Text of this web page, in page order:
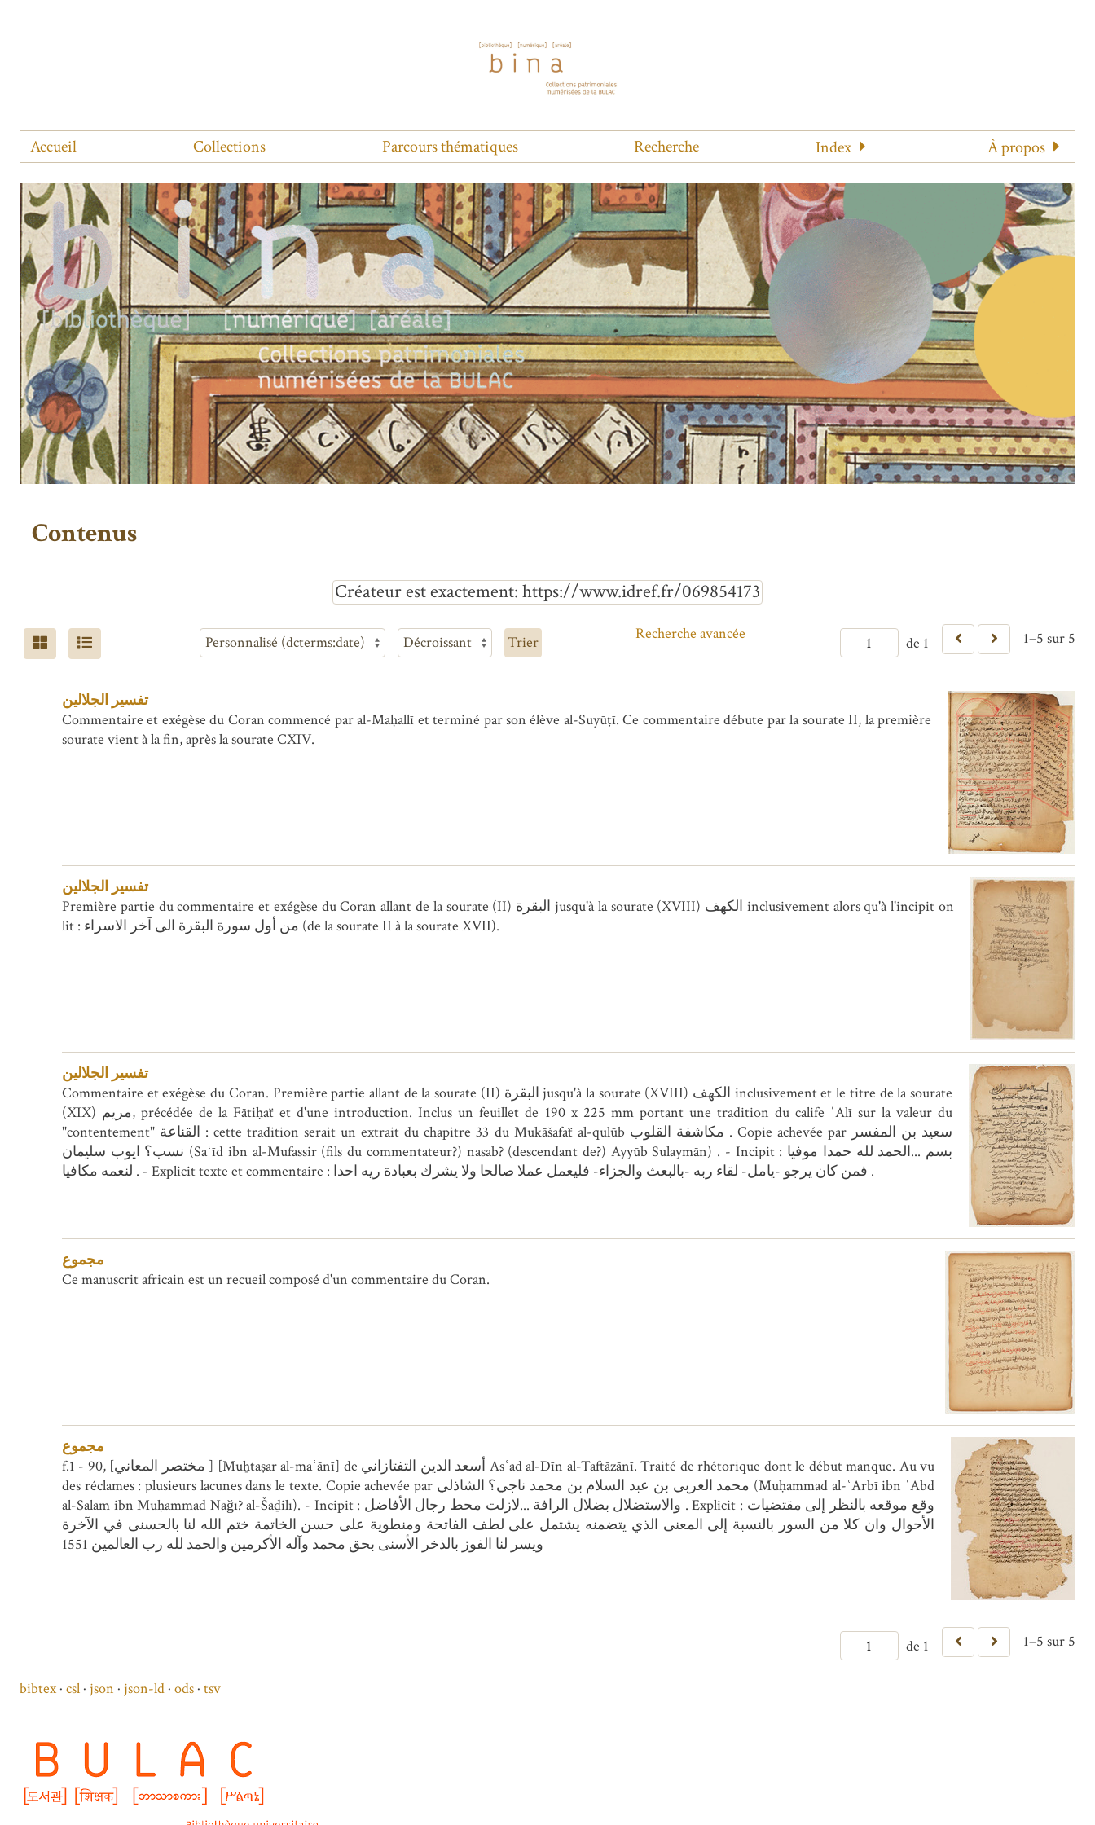
Accueil Collections Parcours thématiques Recherche Index À propos
Contenus
Créateur est exactement https://www.idref.fr/069854173
de 1 1–5 sur 5
Recherche avancée
Trier
تفسير الجلالين
Commentaire et exégèse du Coran commencé par al-Maḥallī et terminé par son élève al-Suyūṭī. Ce commentaire débute par la sourate II, la première
sourate vient à la fin, après la sourate CXIV.
تفسیر الجلالین
Première partie du commentaire et exégèse du Coran allant de la sourate (II) البقرة jusqu'à la sourate (XVIII) الكهف inclusivement alors qu'à l'incipit on
lit : من أول سورة البقرة الى آخر الاسراء (de la sourate II à la sourate XVII).
تفسیر الجلالین
Commentaire et exégèse du Coran. Première partie allant de la sourate (II) البقرة jusqu'à la sourate (XVIII) الكهف inclusivement et le titre de la sourate
(XIX) مريم, précédée de la Fātiḥaẗ et d'une introduction. Inclus un feuillet de 190 x 225 mm portant une tradition du calife ʿAlī sur la valeur du
"contentement" القناعة : cette tradition serait un extrait du chapitre 33 du Mukāšafaẗ al-qulūb مكاشفة القلوب . Copie achevée par سعيد بن المفسر
نسب؟ ايوب سليمان (Saʿīd ibn al-Mufassir (fils du commentateur?) nasab? (descendant de?) Ayyūb Sulaymān) . - Incipit : بسم ...الحمد لله حمدا موفيا
لنعمه مكافيا . - Explicit texte et commentaire : فمن كان يرجو -يامل- لقاء ربه -بالبعث والجزاء- فليعمل عملا صالحا ولا يشرك بعبادة ريه احدا .
مجموع
Ce manuscrit africain est un recueil composé d'un commentaire du Coran.
مجموع
f.1 - 90, [مختصر المعاني ] [Muẖtaṣar al-maʿānī] de أسعد الدين التفتازاني Asʿad al-Dīn al-Taftāzānī. Traité de rhétorique dont le début manque. Au vu
des réclames : plusieurs lacunes dans le texte. Copie achevée par محمد العربي بن عبد السلام بن محمد ناجي؟ الشاذلي (Muḥammad al-ʿArbī ibn ʿAbd
al-Salām ibn Muḥammad Nāǧī? al-Šāḏilī). - Incipit : والاستضلال بضلال الرافة ...لازلت محط رجال الأفاضل . Explicit : وقع موقعه بالنظر إلى مقتضيات
الأحوال وان كلا من السور بالنسبة إلى المعنى الذي يتضمنه يشتمل على لطف الفاتحة ومنطوية على حسن الخاتمة ختم الله لنا بالحسنى في الآخرة
ويسر لنا الفوز بالذخر الأسنى بحق محمد وآله الأكرمين والحمد لله رب العالمين 1551
de 1 1–5 sur 5
bibtex csl json json-ld ods tsv